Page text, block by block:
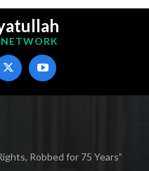
NETWORK
Robbed for 75 Years”